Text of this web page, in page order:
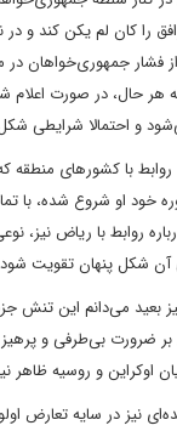
را کان لم یکن کند و
فشار جمهوری‌خواهان در
هر حال، در صورت اعلام
و احتمالا شرایطی شکل
با کشورهای منطقه
خود او شروع شده، با
روابط با ریاض نیز،
آن شکل پنهان تقویت
بعید می‌دانم این تنش
ضرورت بی‌طرفی و
اوکراین و روسیه ظاهر
نیز در سایه تعارض